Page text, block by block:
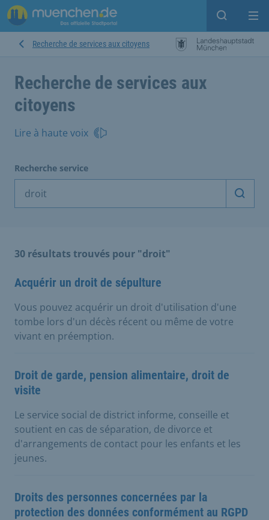
Open
Recherche de services aux citoyens
Recherche de services aux
citoyens
Lire à haute voix
Recherche service
30 résultats trouvés pour "droit"
Acquérir un droit de sépulture
Vous pouvez acquérir un droit d'utilisation d'une
tombe lors d'un décès récent ou même de votre
vivant en préemption.
Droit de garde, pension alimentaire, droit de
visite
Le service social de district informe, conseille et
soutient en cas de séparation, de divorce et
d'arrangements de contact pour les enfants et les
jeunes.
Droits des personnes concernées par la
protection des données conformément au RGPD